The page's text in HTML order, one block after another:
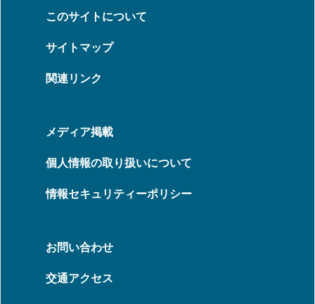
このサイトについて
サイトマップ
関連リンク
メディア掲載
個人情報の取り扱いについて
情報セキュリティーポリシー
お問い合わせ
交通アクセス